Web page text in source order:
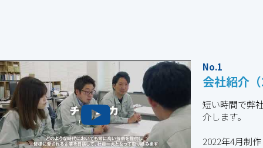
No.1
会社紹介
短い時間で弊
介します。
2022年4月制作